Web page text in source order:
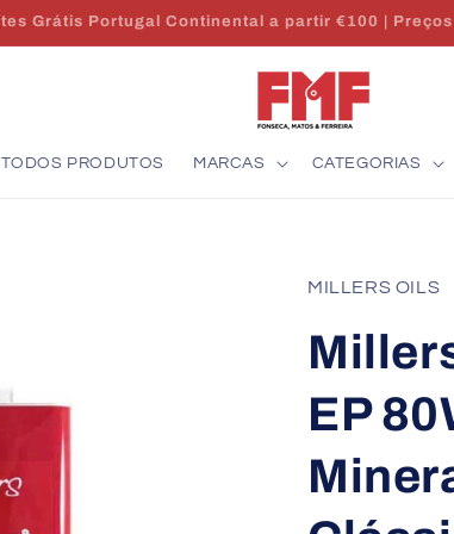
Envio 24/48h | Stock em Portugal | Apoio
TODOS PRODUTOS MARCAS CATEGORIAS
MILLERS OILS
EP